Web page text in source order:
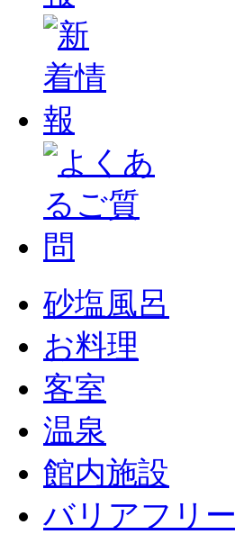
砂塩風呂
お料理
客室
温泉
館内施設
バリアフリー